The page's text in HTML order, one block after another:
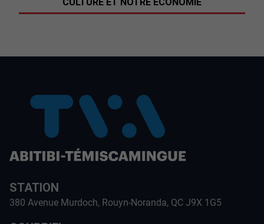
STATION
380 Avenue Murdoch, Rouyn-Noranda, QC J9X 1G5